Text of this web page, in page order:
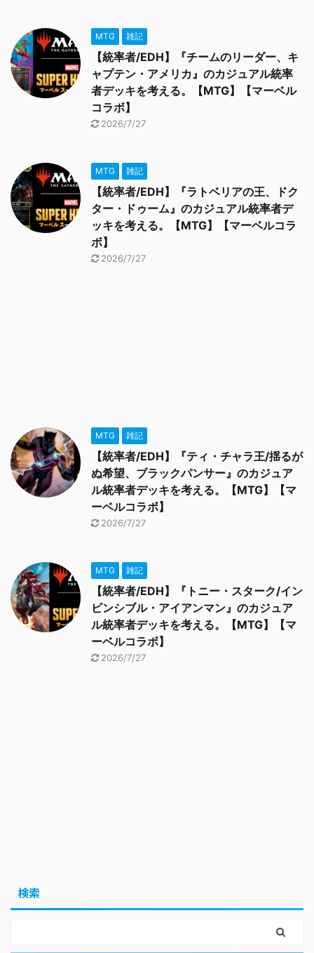
MTG 雑記
【統率者/EDH】『チームのリーダー、キ
ャプテン・アメリカ』のカジュアル統率
者デッキを考える。【MTG】【マーベル
コラボ】
2026/7/27
MTG 雑記
【統率者/EDH】『ラトベリアの王、ドク
ター・ドゥーム』のカジュアル統率者デ
ッキを考える。【MTG】【マーベルコラ
ボ】
2026/7/27
MTG 雑記
【統率者/EDH】『ティ・チャラ王/揺るが
ぬ希望、ブラックパンサー』のカジュア
ル統率者デッキを考える。【MTG】【マ
ーベルコラボ】
2026/7/27
MTG 雑記
【統率者/EDH】『トニー・スターク/イン
ビンシブル・アイアンマン』のカジュア
ル統率者デッキを考える。【MTG】【マ
ーベルコラボ】
2026/7/27
検索